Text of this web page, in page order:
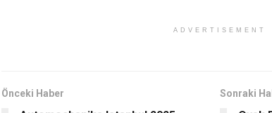
ADVERTISEMENT
Önceki Haber Sonraki